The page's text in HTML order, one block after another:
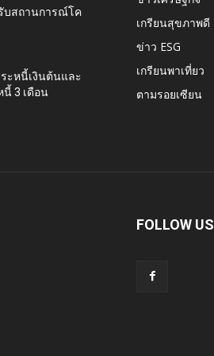
บสถานการณ์โค
ะหนี้เงินต้นและ
นี้ 3 เดือน
เกรียนสุขภาพดี
ข่าว ESG
เกรียนพาเที่ยว
ตามรอยเซียน
FOLLOW US